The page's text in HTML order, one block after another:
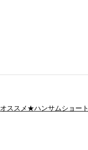
オススメ★ハンサムショート